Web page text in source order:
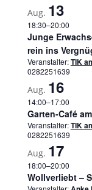
Aug. 13
18:30–20:00
Junge
rein ins
Veranstalter:TIK
0282251639
Aug. 16
14:00–17:00
Garten-Café
Veranstalter:TIK
0282251639
Aug. 17
18:00–20:00
Wollverliebt –